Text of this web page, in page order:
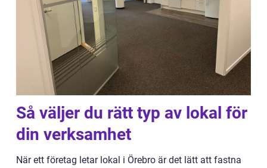
Så väljer du rätt typ av lokal för
din verksamhet
När ett företag letar lokal i Örebro är det lätt att fastna